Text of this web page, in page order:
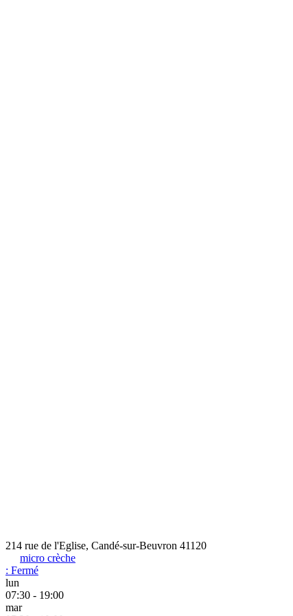
214 rue de l'Eglise, Candé-sur-Beuvron 41120
micro crèche
: Fermé
lun
07:30 - 19:00
mar